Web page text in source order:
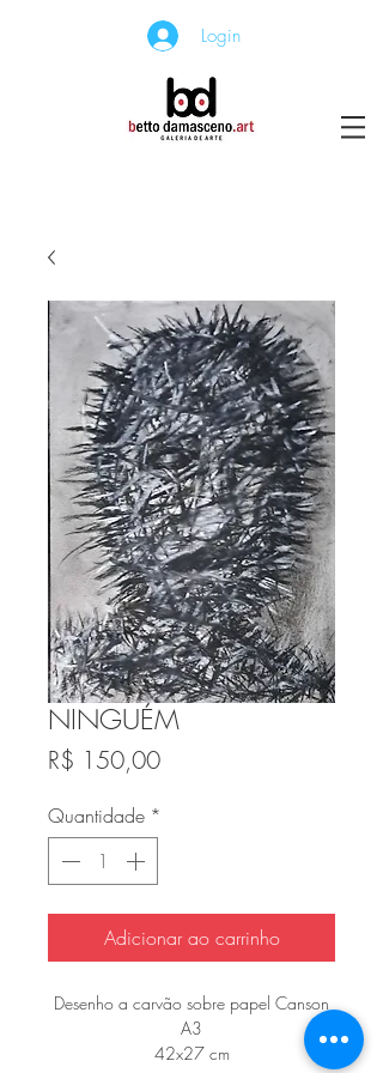
Login
NINGUÉM
R$ 150,00Preço
Quantidade *
Adicionar ao carrinho
Desenho a carvão sobre papel Canson
A3
42x27 cm